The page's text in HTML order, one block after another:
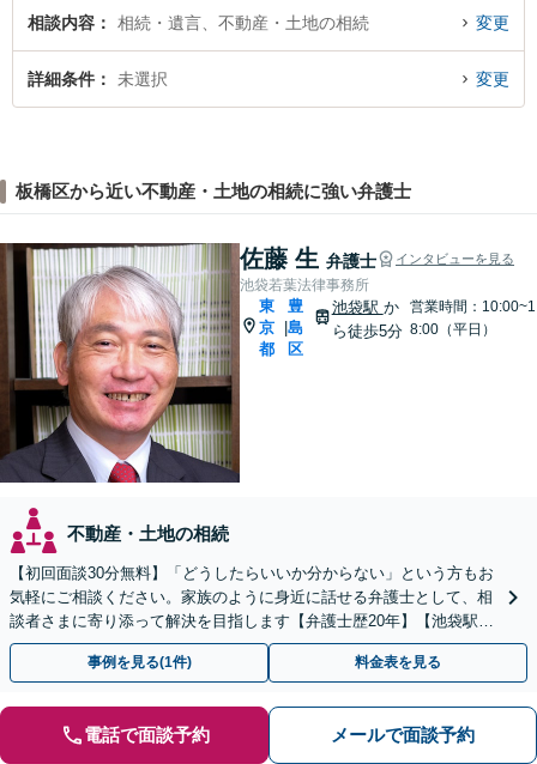
相談内容 相続・遺言、不動産・土地の相続 変更
詳細条件 未選択 変更
板橋区から近い不動産・土地の相続に強い弁護士
佐藤 生 弁護士 インタビューを見る
池袋若葉法律事務所
東
京
都
豊
島
区
池袋駅 か
ら徒歩5分
営業時間：10:00~1
8:00（平日）
不動産・土地の相続
【初回面談30分無料】「どうしたらいいか分からない」という方もお
気軽にご相談ください。家族のように身近に話せる弁護士として、相
談者さまに寄り添って解決を目指します【弁護士歴20年】【池袋駅5
分】
事例を見る(1件) 料金表を見る
電話で面談予約 メールで面談予約